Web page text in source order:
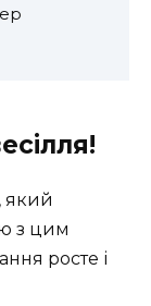
який
з цим
росте і